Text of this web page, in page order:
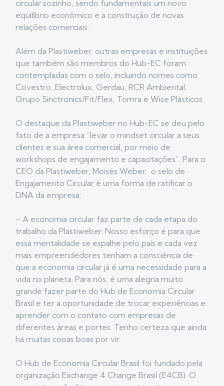
circular sozinho, sendo fundamentais um novo
equilíbrio econômico e a construção de novas
relações comerciais.
Além da Plastiweber, outras empresas e instituições
que também são membros do Hub-EC foram
contempladas com o selo, incluindo nomes como
Covestro, Electrolux, Gerdau, RCR Ambiental,
Grupo Sinctronics/Fit/Flex, Tomra e Wise Plásticos.
O destaque da Plastiweber no Hub-EC se deu pelo
fato de a empresa “levar o mindset circular a seus
clientes e sua área comercial, por meio de
workshops de engajamento e capacitações”. Para o
CEO da Plastiweber, Moisés Weber, o selo de
Engajamento Circular é uma forma de ratificar o
DNA da empresa:
– A economia circular faz parte de cada etapa do
trabalho da Plastiweber. Nosso esforço é para que
essa mentalidade se espalhe pelo país e cada vez
mais empreendedores tenham a consciência de
que a economia circular já é uma necessidade para a
vida no planeta. Para nós, é uma alegria muito
grande fazer parte do Hub de Economia Circular
Brasil e ter a oportunidade de trocar experiências e
aprender com o contato com empresas de
diferentes áreas e portes. Tenho certeza que ainda
há muitas coisas boas por vir.
O Hub de Economia Circular Brasil foi fundado pela
organização Exchange 4 Change Brasil (E4CB). O